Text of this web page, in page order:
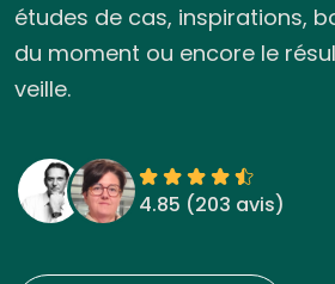
études de cas, inspirations,
du moment ou encore le
veille.
4.85 (203 avis)